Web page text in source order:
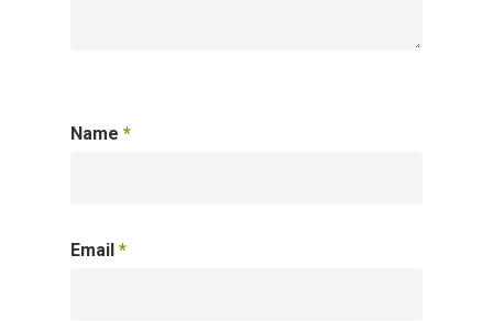
Name *
Email *